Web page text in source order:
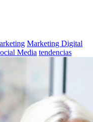
Marketing Digital
Media tendencias